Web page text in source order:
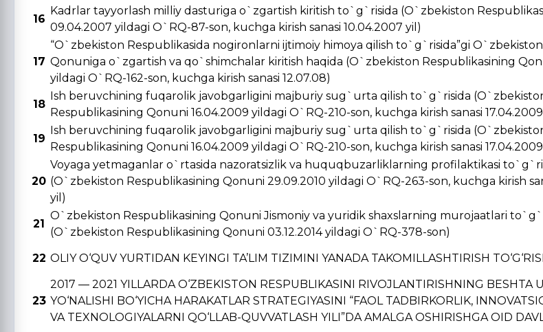
16
Kadrlar tayyorlash milliy dasturiga o`zgartish kiritish to`g`risida (O`zbekiston
09.04.2007 yildagi O`RQ-87-son, kuchga kirish sanasi 10.04.2007 yil)
17
“O`zbekiston Respublikasida nogironlarni ijtimoiy himoya qilish to`g`risida”gi
Qonuniga o`zgartish va qo`shimchalar kiritish haqida (O`zbekiston Respublikasining
yildagi O`RQ-162-son, kuchga kirish sanasi 12.07.08)
18
Ish beruvchining fuqarolik javobgarligini majburiy sug`urta qilish to`g`risida
Respublikasining Qonuni 16.04.2009 yildagi O`RQ-210-son, kuchga kirish sanasi
19
Ish beruvchining fuqarolik javobgarligini majburiy sug`urta qilish to`g`risida
Respublikasining Qonuni 16.04.2009 yildagi O`RQ-210-son, kuchga kirish sanasi
20
Voyaga yetmaganlar o`rtasida nazoratsizlik va huquqbuzarliklarning profilaktikasi
(O`zbekiston Respublikasining Qonuni 29.09.2010 yildagi O`RQ-263-son, kuchga kirish
yil)
21
O`zbekiston Respublikasining Qonuni Jismoniy va yuridik shaxslarning murojaatlari
(O`zbekiston Respublikasining Qonuni 03.12.2014 yildagi O`RQ-378-son)
22 OLIY O‘QUV YURTIDAN KЕYINGI TA’LIM TIZIMINI YANADA TAKOMILLASHTIRISH
23
2017 — 2021 YILLARDA O‘ZBЕKISTON RЕSPUBLIKASINI RIVOJLANTIRISHNING BЕSHTA
YO‘NALISHI BO‘YICHA HARAKATLAR STRATЕGIYASINI “FAOL TADBIRKORLIK,
VA TЕXNOLOGIYALARNI QO‘LLAB-QUVVATLASH YILI”DA AMALGA OSHIRISHGA OID